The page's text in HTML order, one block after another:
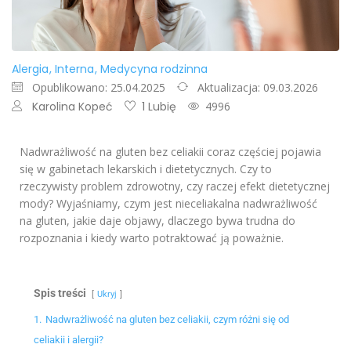
Alergia Interna Medycyna rodzinna
Opublikowano: 25.04.2025 Aktualizacja: 09.03.2026
Karolina Kopeć 1 Lubię 4996
Nadwrażliwość na gluten bez celiakii coraz częściej pojawia
się w gabinetach lekarskich i dietetycznych. Czy to
rzeczywisty problem zdrowotny, czy raczej efekt dietetycznej
mody? Wyjaśniamy, czym jest nieceliakalna nadwrażliwość
na gluten, jakie daje objawy, dlaczego bywa trudna do
rozpoznania i kiedy warto potraktować ją poważnie.
Spis treści Ukryj
1. Nadwrażliwość na gluten bez celiakii, czym różni się od
celiakii i alergii?